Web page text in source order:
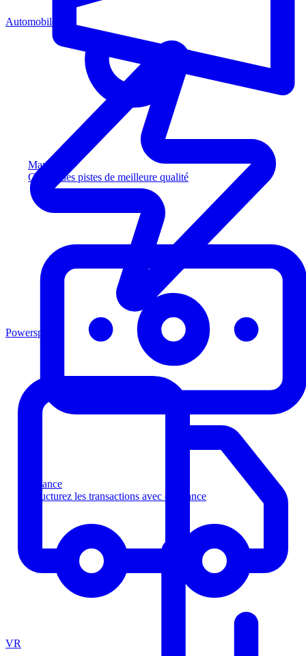
Marketing
Captez des pistes de meilleure qualité
Finance
Structurez les transactions avec confiance
Automobile
Powersports
VR